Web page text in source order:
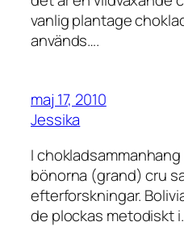
vanlig plantage
används….
maj 17, 2010
Jessika
I
bönorna (grand) cru
efterforskningar.
de plockas metodiskt i.